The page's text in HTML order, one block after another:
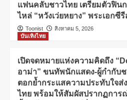
แฟนคลับชาวไทย เตรียมตัวฟิน
ไหล่ “หวังเว่ยหยาง” พระเอกซี
Toonist
สิงหาคม 5, 2026
บันเทิงไทย
เปิดจดหมายแห่งความคิดถึง
อาม่า” ขนทัพนักแสดง-ผู้กำกับ
ตอกย้ำกระแสความประทับใจส่
ไทย พร้อมให้สัมผัสปรากฏการ